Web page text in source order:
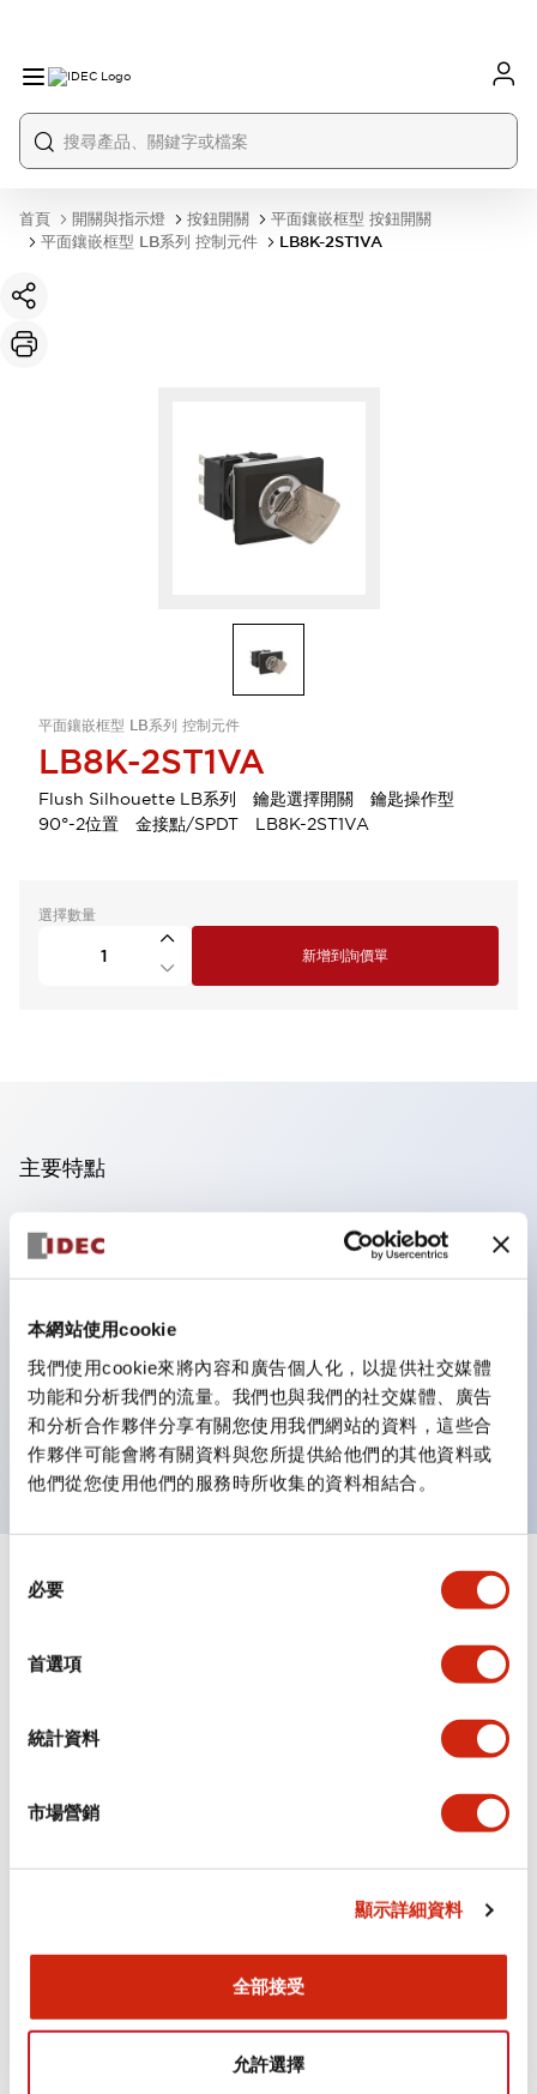
本網站使用cookie
我們使用cookie來將內容和廣告個人化，以提供社交媒體
功能和分析我們的流量。我們也與我們的社交媒體、廣告
和分析合作夥伴分享有關您使用我們網站的資料，這些合
作夥伴可能會將有關資料與您所提供給他們的其他資料或
他們從您使用他們的服務時所收集的資料相結合。
必要
首選項
統計資料
市場營銷
顯示詳細資料
全部接受
允許選擇
首頁 開關與指示燈 按鈕開關
平面鑲嵌框型 按鈕開關
平面鑲嵌框型 LB系列 控制元件
LB8K-2ST1VA
平面鑲嵌框型 LB系列 控制元件
LB8K-2ST1VA
Flush Silhouette LB系列 鑰匙選擇開關 鑰匙操作型
90°-2位置 金接點/SPDT LB8K-2ST1VA
選擇數量
新增到詢價單
主要特點
操作面板的凹凸減少，呈現銳利感。
支援分離型／單板式
優秀的防水性能。保護結構IP65
按鈕開關、選擇開關、帶鎖選擇開關最多3c接點。
邊框顏色有黑色與金屬色兩種。
LED照明帶來明亮且清晰的照明面
規格 顯示全部 +
文件和檔案